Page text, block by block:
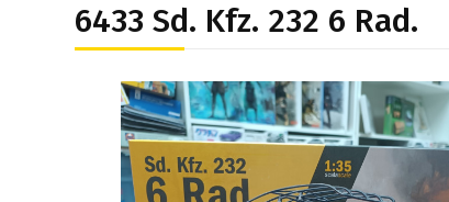
6433 Sd. Kfz. 232 6 Rad.